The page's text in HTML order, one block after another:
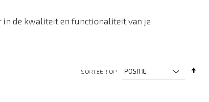
in de kwaliteit en functionaliteit van je
SORTEER OP